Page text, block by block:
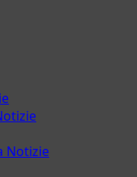
Notizie